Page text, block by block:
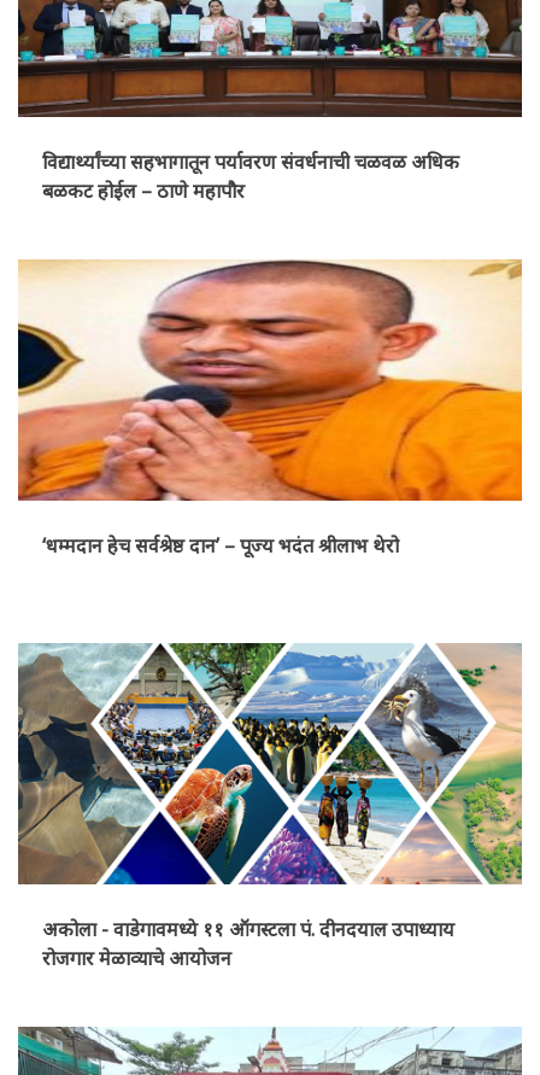
विद्यार्थ्यांच्या सहभागातून पर्यावरण संवर्धनाची चळवळ अधिक
बळकट होईल – ठाणे महापौर
‘धम्मदान हेच सर्वश्रेष्ठ दान’ – पूज्य भदंत श्रीलाभ थेरो
अकोला - वाडेगावमध्ये ११ ऑगस्टला पं. दीनदयाल उपाध्याय
रोजगार मेळाव्याचे आयोजन